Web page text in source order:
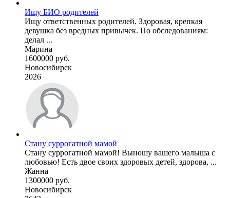
Ищу БИО родителей
Ищу ответственных родителей. Здоровая, крепкая
девушка без вредных привычек. По обследованиям:
делал ...
Марина
1600000 руб.
Новосибирск
2026
Стану суррогатной мамой
Стану суррогатной мамой! Выношу вашего малыша с
любовью! Есть двое своих здоровых детей, здорова, ...
Жанна
1300000 руб.
Новосибирск